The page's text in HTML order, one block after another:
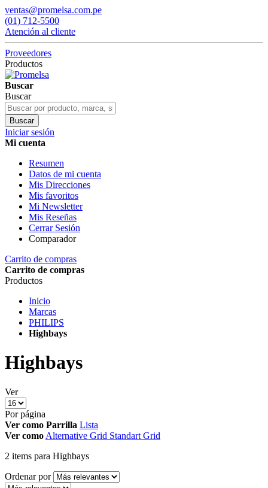
ventas@promelsa.com.pe
(01) 712-5500
Atención al cliente
Proveedores
Productos
Buscar
Buscar
Buscar
Iniciar sesión
Mi cuenta
Resumen
Datos de mi cuenta
Mis Direcciones
Mis favoritos
Mi Newsletter
Mis Reseñas
Cerrar Sesión
Comparador
Carrito de compras
Carrito de compras
Productos
Inicio
Marcas
PHILIPS
Highbays
Highbays
Ver
Por página
Ver como Parrilla Lista
Ver como Alternative Grid Standart Grid
2 items para Highbays
Ordenar por